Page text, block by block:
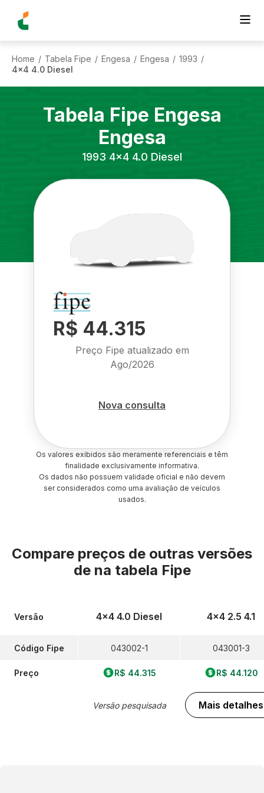
Home / Tabela Fipe / Engesa / Engesa / 1993 /
4x4 4.0 Diesel
Tabela Fipe Engesa
Engesa
1993 4x4 4.0 Diesel
R$ 44.315
Preço Fipe atualizado em
Ago/2026
Nova consulta
Os valores exibidos são meramente referenciais e têm
finalidade exclusivamente informativa.
Os dados não possuem validade oficial e não devem
ser considerados como uma avaliação de veículos
usados.
Compare preços de outras versões
de na tabela Fipe
Versão
Código Fipe
Preço
4x4 4.0 Diesel
043002-1
R$ 44.315
Versão pesquisada
4x4 2.5 4.1
043001-3
R$ 44.120
Mais detalhes